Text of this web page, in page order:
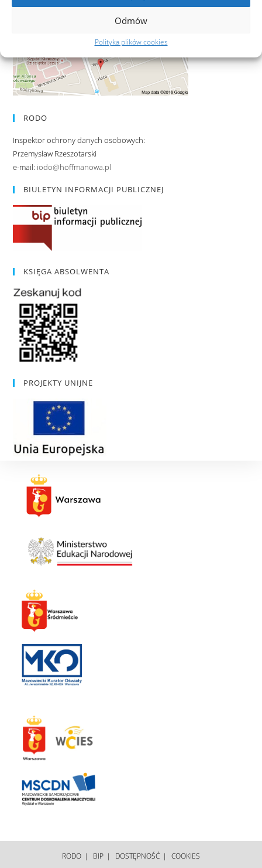
Odmów
Polityka plików cookies
RODO
Inspektor ochrony danych osobowych:
Przemysław Rzeszotarski
e-mail: iodo@hoffmanowa.pl
BIULETYN INFORMACJI PUBLICZNEJ
KSIĘGA ABSOLWENTA
PROJEKTY UNIJNE
RODO BIP DOSTĘPNOŚĆ COOKIES